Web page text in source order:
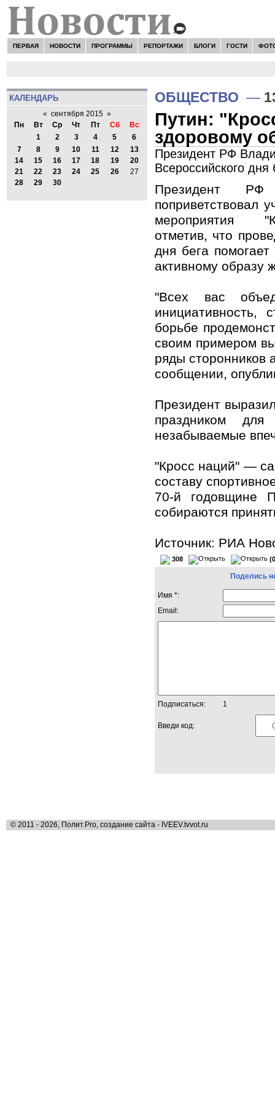
ПЕРВАЯ НОВОСТИ ПРОГРАММЫ РЕПОРТАЖИ БЛОГИ ГОСТИ
КАЛЕНДАРЬ
« сентября 2015 »
Пн
Вт Ср Чт Пт Сб
Вс
1
2 3 4 5
6
7
8 9 10 11 12
13
14
15 16 17 18 19
20
21
22 23 24 25 26
27
28
29 30
ОБЩЕСТВО —
Путин:
здоровому
Президент РФ
Всероссийского
Президент
поприветствовал
мероприятия
отметив, что
дня бега
активному образу
"Всех вас
инициативность,
борьбе
своим примером
ряды сторонников
сообщении,
Президент
праздником
незабываемые
"Кросс наций" —
составу
70-й годовщине
собираются
Источник: РИА
308
Поделись
Имя *:
Email:
Подписаться: 1
Введи код:
© 2011 - 2026, Полит.Pro, создание сайта - IVEEV.tvvot.ru